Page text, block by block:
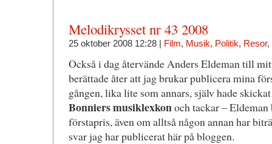
Melodikrysset nr 43 2008
25 oktober 2008 12:28 | Film, Musik, Politik, Resor,
Också i dag återvände Anders Eldeman till
berättade åter att jag brukar publicera mina
gången, lika lite som annars, själv hade
Bonniers musiklexkonoch tackar –
förstapris, även om alltså någon annan har
svar jag har publicerat här på bloggen.